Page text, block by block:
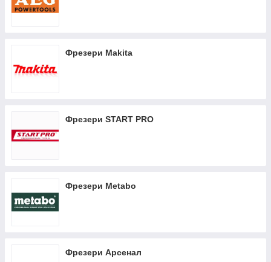
Фрезери Makita
Фрезери START PRO
Фрезери Metabo
Фрезери Арсенал